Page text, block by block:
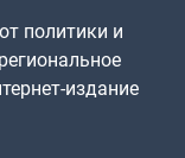
политики и
издание